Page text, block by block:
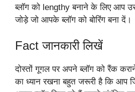
ब्लॉग को lengthy बनाने के लिए आप
जोड़े जो आपके ब्लॉग को बोरिंग बना दें।
Fact जानकारी लिखें
दोस्तों गूगल पर अपने ब्लॉग को रैंक
का ध्यान रखना बहुत जरूरी है कि आप